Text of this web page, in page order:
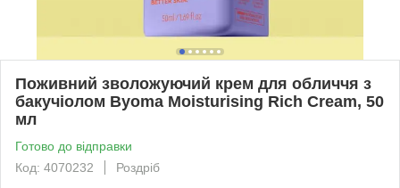
Поживний зволожуючий крем для обличчя з
бакучіолом Byoma Moisturising Rich Cream, 50
мл
Готово до відправки
Код: 4070232
Роздріб